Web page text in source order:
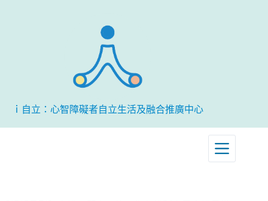
ｉ自立：心智障礙者自立生活及融合推廣中心